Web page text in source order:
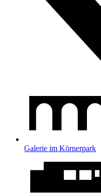
Galerie im Körnerpark